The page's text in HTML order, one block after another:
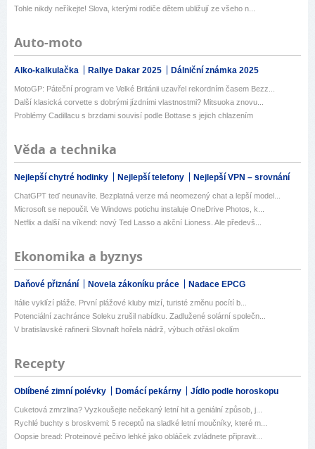
Tohle nikdy neříkejte! Slova, kterými rodiče dětem ubližují ze všeho n...
Auto-moto
Alko-kalkulačka Rallye Dakar 2025 Dálniční známka 2025
MotoGP: Páteční program ve Velké Británii uzavřel rekordním časem Bezz...
Další klasická corvette s dobrými jízdními vlastnostmi? Mitsuoka znovu...
Problémy Cadillacu s brzdami souvisí podle Bottase s jejich chlazením
Věda a technika
Nejlepší chytré hodinky Nejlepší telefony Nejlepší VPN – srovnání
ChatGPT teď neunavíte. Bezplatná verze má neomezený chat a lepší model...
Microsoft se nepoučil. Ve Windows potichu instaluje OneDrive Photos, k...
Netflix a další na víkend: nový Ted Lasso a akční Lioness. Ale předevš...
Ekonomika a byznys
Daňové přiznání Novela zákoníku práce Nadace EPCG
Itálie vyklízí pláže. První plážové kluby mizí, turisté změnu pocítí b...
Potenciální zachránce Soleku zrušil nabídku. Zadlužené solární společn...
V bratislavské rafinerii Slovnaft hořela nádrž, výbuch otřásl okolím
Recepty
Oblíbené zimní polévky Domácí pekárny Jídlo podle horoskopu
Cuketová zmrzlina? Vyzkoušejte nečekaný letní hit a geniální způsob, j...
Rychlé buchty s broskvemi: 5 receptů na sladké letní moučníky, které m...
Oopsie bread: Proteinové pečivo lehké jako obláček zvládnete připravit...